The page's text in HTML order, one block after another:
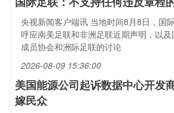
央视新闻客户端讯 当地时间8月8日，国
呼应南美足联和非洲足联近期声明，以
成员协会和洲际足联的讨论
2026-08-09 15:36:00
美国能源公司起诉数据中心开发
嫁民众